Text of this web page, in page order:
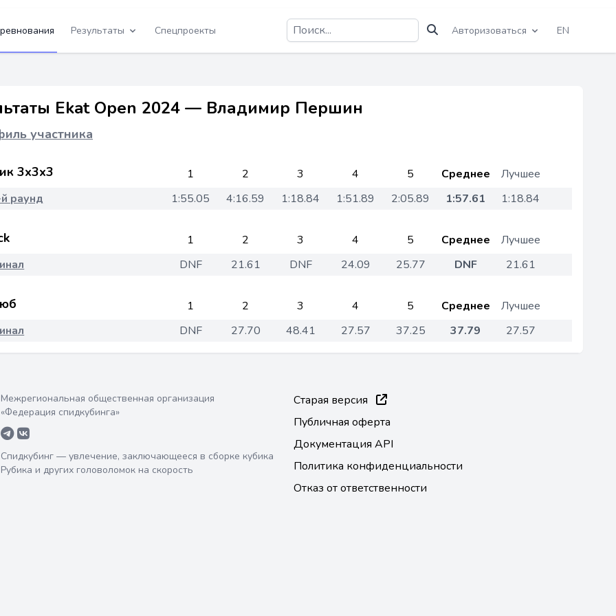
Результаты Спецпроекты Авторизоваться EN
Ekat Open 2024 — Владимир Першин
участника
3x3x3 1 2 3 4 5 Среднее
Лучшее
раунд
1:55.05 4:16.59 1:18.84 1:51.89 2:05.89 1:57.61 1:18.84
1 2 3 4 5 Среднее
Лучшее
DNF 21.61 DNF 24.09 25.77 DNF 21.61
1 2 3 4 5 Среднее
Лучшее
DNF 27.70 48.41 27.57 37.25 37.79 27.57
Межрегиональная общественная организация
«Федерация спидкубинга»
Спидкубинг — увлечение, заключающееся в сборке кубика
Рубика и других головоломок на скорость
Старая версия
Публичная оферта
Документация API
Политика конфиденциальности
Отказ от ответственности